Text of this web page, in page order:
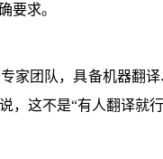
要求。
家团队，具备机器翻
，这不是“有人翻译就